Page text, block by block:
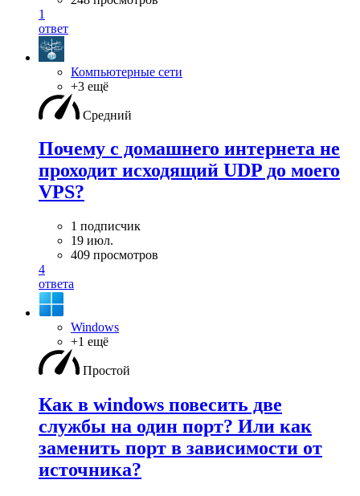
1
ответ
Компьютерные сети
+3 ещё
Средний
Почему с домашнего интернета не
проходит исходящий UDP до моего
VPS?
1 подписчик
19 июл.
409 просмотров
4
ответа
Windows
+1 ещё
Простой
Как в windows повесить две
службы на один порт? Или как
заменить порт в зависимости от
источника?